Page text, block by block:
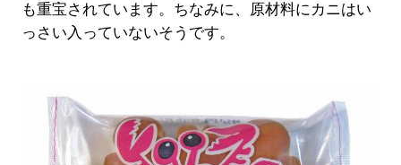
も重宝されています。ちなみに、原材料にカニはい
っさい入っていないそうです。